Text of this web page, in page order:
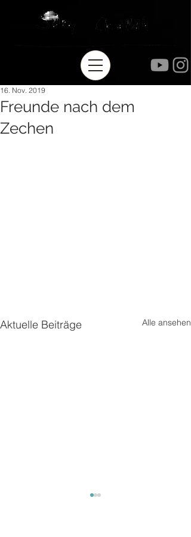
Freunde nach dem
Zechen
16. Nov. 2019
Aktuelle Beiträge Alle ansehen